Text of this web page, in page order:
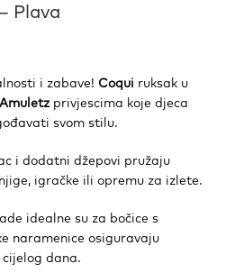
Plava
i zabave! Coqui ruksak u
Amuletz privjescima koje djeca
svom stilu.
i dodatni džepovi pružaju
igračke ili opremu za izlete.
idealne su za bočice s
naramenice osiguravaju
cijelog dana.